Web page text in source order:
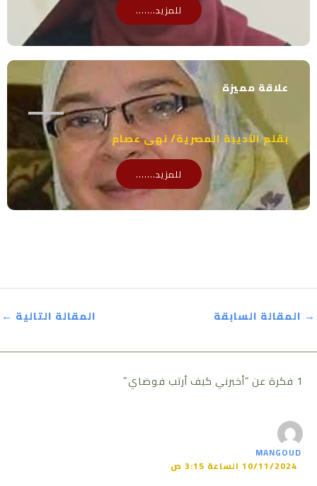
للمزيد.......
علاقة مميزة
بقلم الأديبة المصرية/ نهى عصام
للمزيد.......
→ المقالة السابقة المقالة التالية ←
1 فكرة عن “أخبرني كيف أرتب فوضاي”
MANGOUD
10/11/2024 الساعة 3:15 ص